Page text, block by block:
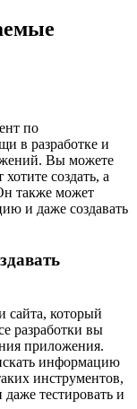
по
в разработке и
Вы можете
создать, а
также может
и даже создавать
сайта, который
разработки вы
приложения.
информацию
инструментов,
тестировать и